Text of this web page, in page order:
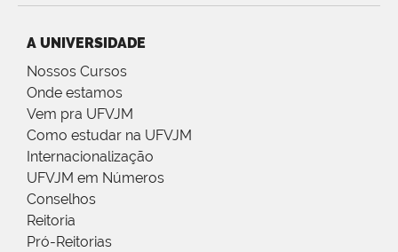
A UNIVERSIDADE
Nossos Cursos
Onde estamos
Vem pra UFVJM
Como estudar na UFVJM
Internacionalização
UFVJM em Números
Conselhos
Reitoria
Pró-Reitorias